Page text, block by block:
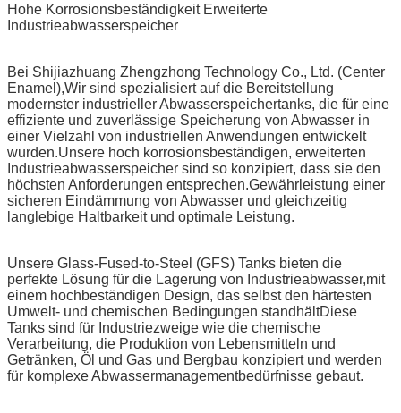
Hohe Korrosionsbeständigkeit Erweiterte
Industrieabwasserspeicher
Bei Shijiazhuang Zhengzhong Technology Co., Ltd. (Center
Enamel),Wir sind spezialisiert auf die Bereitstellung
modernster industrieller Abwasserspeichertanks, die für eine
effiziente und zuverlässige Speicherung von Abwasser in
einer Vielzahl von industriellen Anwendungen entwickelt
wurden.Unsere hoch korrosionsbeständigen, erweiterten
Industrieabwasserspeicher sind so konzipiert, dass sie den
höchsten Anforderungen entsprechen.Gewährleistung einer
sicheren Eindämmung von Abwasser und gleichzeitig
langlebige Haltbarkeit und optimale Leistung.
Unsere Glass-Fused-to-Steel (GFS) Tanks bieten die
perfekte Lösung für die Lagerung von Industrieabwasser,mit
einem hochbeständigen Design, das selbst den härtesten
Umwelt- und chemischen Bedingungen standhältDiese
Tanks sind für Industriezweige wie die chemische
Verarbeitung, die Produktion von Lebensmitteln und
Getränken, Öl und Gas und Bergbau konzipiert und werden
für komplexe Abwassermanagementbedürfnisse gebaut.